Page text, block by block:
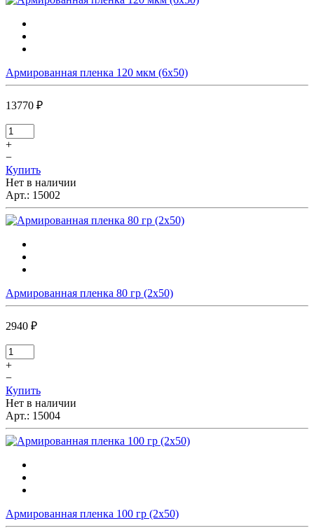
Армированная пленка 120 мкм (6х50)
13770 ₽
+
−
Купить
Нет в наличии
Арт.: 15002
Армированная пленка 80 гр (2х50)
2940 ₽
+
−
Купить
Нет в наличии
Арт.: 15004
Армированная пленка 100 гр (2х50)